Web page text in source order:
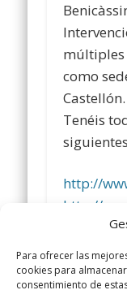
Para ofrecer las
cookies para
consentimiento de
múltiples
como
Castellón.
Tenéis
http://
http://